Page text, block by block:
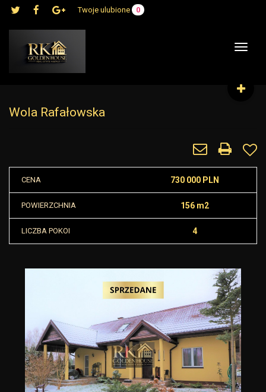
Twoje ulubione 0
Toggle
Wola Rafałowska
CENA 730 000 PLN
POWIERZCHNIA 156 m2
LICZBA POKOI 4